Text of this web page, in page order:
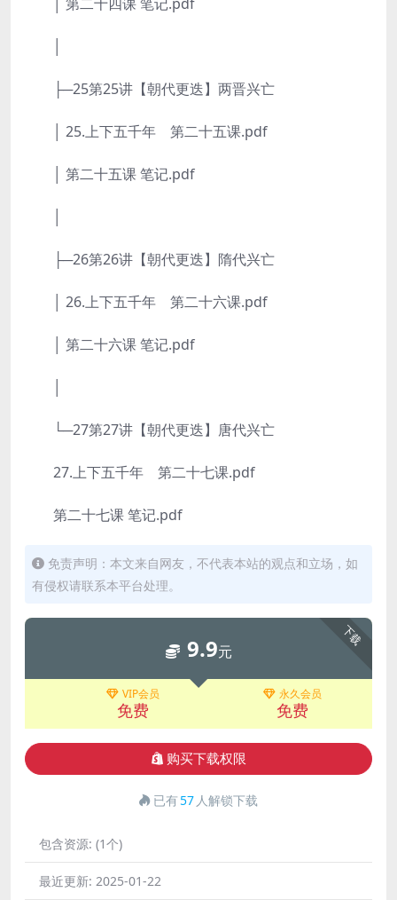
├─25第25讲【朝代更迭】两晋兴亡
│ 25.上下五千年 第二十五课.pdf
│ 第二十五课 笔记.pdf
├─26第26讲【朝代更迭】隋代兴亡
│ 26.上下五千年 第二十六课.pdf
│ 第二十六课 笔记.pdf
└─27第27讲【朝代更迭】唐代兴亡
27.上下五千年 第二十七课.pdf
第二十七课 笔记.pdf
免责声明：本文来自网友，不代表本站的观点和立场，如
有侵权请联系本平台处理。
下载
9.9元
VIP会员
免费
永久会员
免费
购买下载权限
已有57 人解锁下载
包含资源: (1个)
最近更新: 2025-01-22